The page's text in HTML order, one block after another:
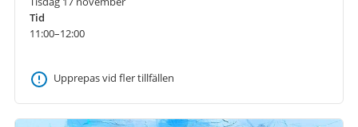
Tid
11:00–12:00
Upprepas vid fler tillfällen